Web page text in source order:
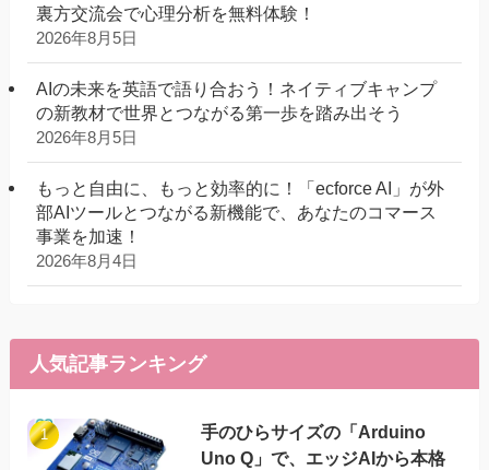
裏方交流会で心理分析を無料体験！
2026年8月5日
AIの未来を英語で語り合おう！ネイティブキャンプ
の新教材で世界とつながる第一歩を踏み出そう
2026年8月5日
もっと自由に、もっと効率的に！「ecforce AI」が外
部AIツールとつながる新機能で、あなたのコマース
事業を加速！
2026年8月4日
人気記事ランキング
手のひらサイズの「Arduino
Uno Q」で、エッジAIから本格